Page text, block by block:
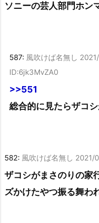
ソニーの芸人部門ホン
587: 風吹けば名無し
ID:6jk3MvZA0
>>551
総合的に見たらザコ
582: 風吹けば名無し 2021/
ザコシがまさのりの家
ズかけたやつ振る舞わ